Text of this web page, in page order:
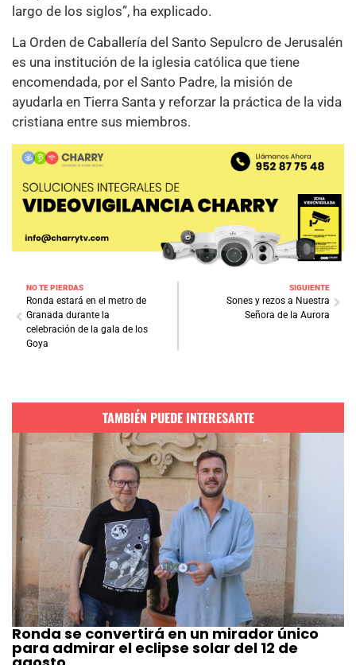
largo de los siglos”, ha explicado.
La Orden de Caballería del Santo Sepulcro de Jerusalén
es una institución de la iglesia católica que tiene
encomendada, por el Santo Padre, la misión de
ayudarla en Tierra Santa y reforzar la práctica de la vida
cristiana entre sus miembros.
NO TE PIERDAS
Ronda estará en el metro de
Granada durante la
celebración de la gala de los
Goya
SIGUIENTE
Sones y rezos a Nuestra
Señora de la Aurora
TAMBIÉN PUEDE INTERESARTE
Ronda se convertirá en un mirador único
para admirar el eclipse solar del 12 de